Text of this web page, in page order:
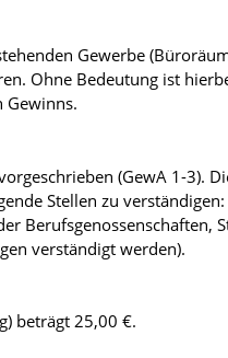
Gewerbe
Ohne Bedeutung ist
Gewinns.
(GewA 1-3).
Stellen zu
Berufsgenossenschaften,
verständigt werden).
beträgt 25,00 €.